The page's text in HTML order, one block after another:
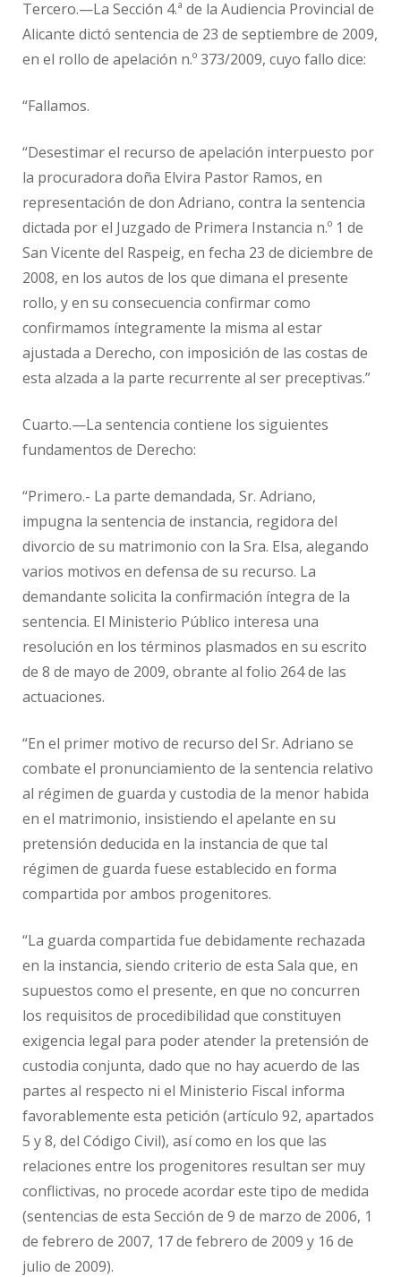
Tercero.—La Sección 4.ª de la Audiencia Provincial de
Alicante dictó sentencia de 23 de septiembre de 2009,
en el rollo de apelación n.º 373/2009, cuyo fallo dice:
“Fallamos.
“Desestimar el recurso de apelación interpuesto por
la procuradora doña Elvira Pastor Ramos, en
representación de don Adriano, contra la sentencia
dictada por el Juzgado de Primera Instancia n.º 1 de
San Vicente del Raspeig, en fecha 23 de diciembre de
2008, en los autos de los que dimana el presente
rollo, y en su consecuencia confirmar como
confirmamos íntegramente la misma al estar
ajustada a Derecho, con imposición de las costas de
esta alzada a la parte recurrente al ser preceptivas.”
Cuarto.—La sentencia contiene los siguientes
fundamentos de Derecho:
“Primero.- La parte demandada, Sr. Adriano,
impugna la sentencia de instancia, regidora del
divorcio de su matrimonio con la Sra. Elsa, alegando
varios motivos en defensa de su recurso. La
demandante solicita la confirmación íntegra de la
sentencia. El Ministerio Público interesa una
resolución en los términos plasmados en su escrito
de 8 de mayo de 2009, obrante al folio 264 de las
actuaciones.
“En el primer motivo de recurso del Sr. Adriano se
combate el pronunciamiento de la sentencia relativo
al régimen de guarda y custodia de la menor habida
en el matrimonio, insistiendo el apelante en su
pretensión deducida en la instancia de que tal
régimen de guarda fuese establecido en forma
compartida por ambos progenitores.
“La guarda compartida fue debidamente rechazada
en la instancia, siendo criterio de esta Sala que, en
supuestos como el presente, en que no concurren
los requisitos de procedibilidad que constituyen
exigencia legal para poder atender la pretensión de
custodia conjunta, dado que no hay acuerdo de las
partes al respecto ni el Ministerio Fiscal informa
favorablemente esta petición (artículo 92, apartados
5 y 8, del Código Civil), así como en los que las
relaciones entre los progenitores resultan ser muy
conflictivas, no procede acordar este tipo de medida
(sentencias de esta Sección de 9 de marzo de 2006, 1
de febrero de 2007, 17 de febrero de 2009 y 16 de
julio de 2009).